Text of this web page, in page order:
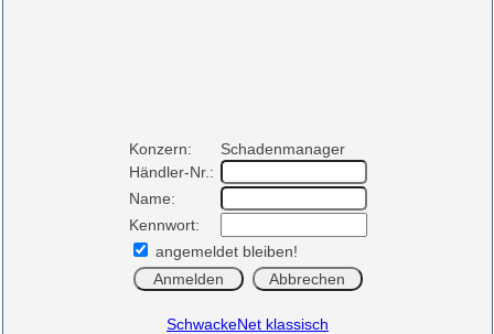
Konzern:
Schadenmanager
Händler-Nr.:
Name:
Kennwort:
angemeldet bleiben!
SchwackeNet klassisch